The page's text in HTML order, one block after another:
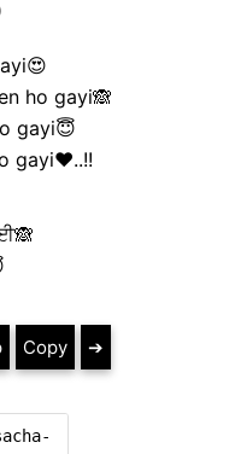
ho gayi🙈
gayi😇
gayi❤️..!!
Copy ➔